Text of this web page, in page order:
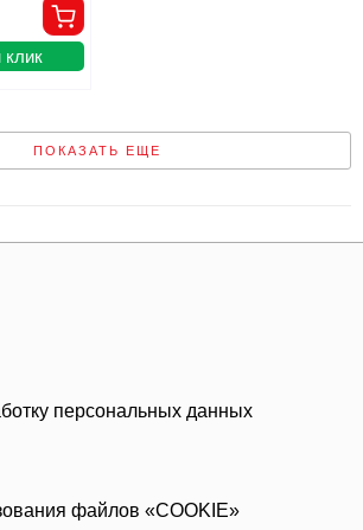
клик
ПОКАЗАТЬ ЕЩЕ
персональных данных
файлов «COOKIE»